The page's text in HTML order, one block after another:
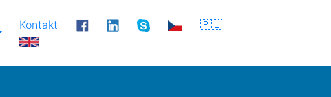
Kontakt 🇵🇱